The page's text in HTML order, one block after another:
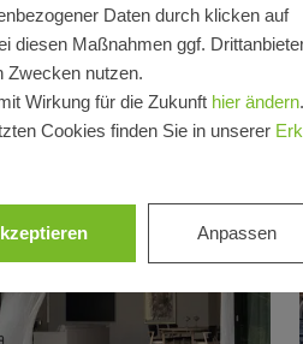
Daten durch klicken auf
diesen Maßnahmen ggf.
Zwecken nutzen.
Wirkung für die Zukunft hier ändern.
Cookies finden Sie in unserer
Anpassen